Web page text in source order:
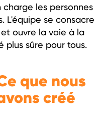
les personnes
L'équipe se consacre
ouvre la voie à la
plus sûre pour tous.
que nous
créé